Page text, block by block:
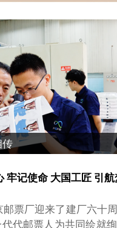
传
牢记使命 大国工匠 引
票厂迎来了建厂六十
代邮票人为共同绘就